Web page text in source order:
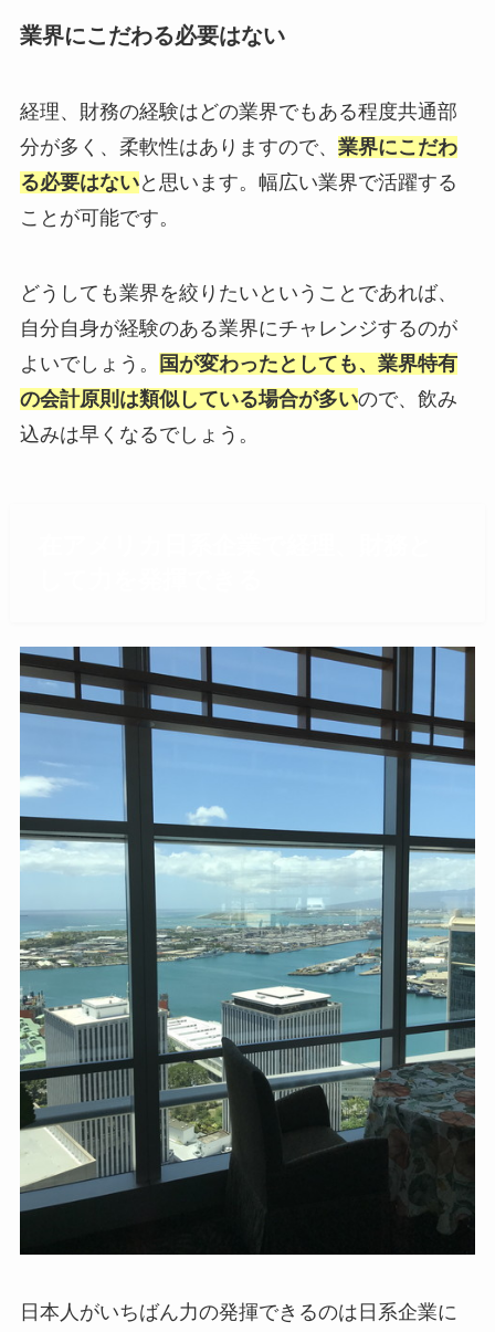
業界にこだわる必要はない
経理、財務の経験はどの業界でもある程度共通部
分が多く、柔軟性はありますので、 業界にこだわ
る必要はないと思います。幅広い業界で活躍する
ことが可能です。
どうしても業界を絞りたいということであれば、
自分自身が経験のある業界にチャレンジするのが
よいでしょう。
国が変わったとしても、業界特有
の会計原則は類似している場合が多いので、飲み
込みは早くなるでしょう。
日本人がいちばん力の発揮できるのは日系企業に